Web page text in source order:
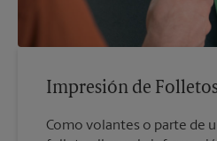
Impresión de
Como volantes o parte de